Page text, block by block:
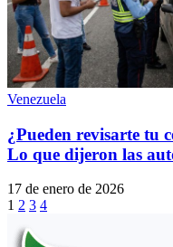
Venezuela
¿Pueden revisarte tu
Lo que dijeron las
17 de enero de 2026
1 2 3 4